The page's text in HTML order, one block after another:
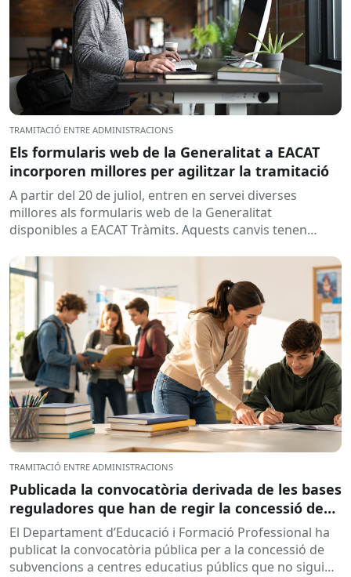
TRAMITACIÓ ENTRE ADMINISTRACIONS
Els formularis web de la Generalitat a EACAT
incorporen millores per agilitzar la tramitació
A partir del 20 de juliol, entren en servei diverses
millores als formularis web de la Generalitat
disponibles a EACAT Tràmits. Aquests canvis tenen
TRAMITACIÓ ENTRE ADMINISTRACIONS
Publicada la convocatòria derivada de les bases
reguladores que han de regir la concessió de
subvencions a centres educatius, per al
desenvolupament de programes de formació i
inserció, durant el curs 2026-2027
El Departament d’Educació i Formació Professional ha
publicat la convocatòria pública per a la concessió de
subvencions a centres educatius públics que no siguin